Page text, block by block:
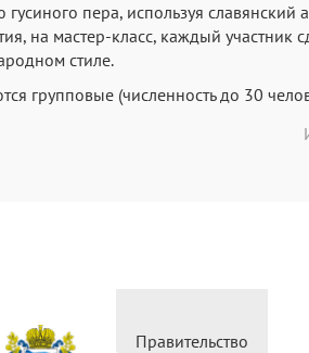
пера, используя
на мастер-класс, каждый
стиле.
групповые (численность до 30
Правительство